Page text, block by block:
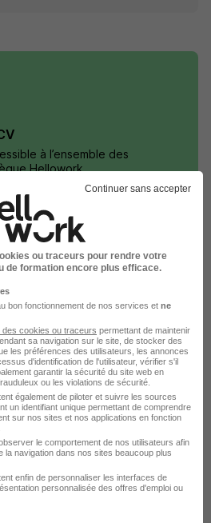
à l’ensemble des
Hellowork.
mon CV visible
par Métier
Circet
Circet
Circet
Continuer sans accepter
ou traceurs pour rendre votre
de formation encore plus efficace.
bon fonctionnement de nos services et ne
des cookies ou traceurs permettant de maintenir
sa navigation sur le site, de stocker des
les préférences des utilisateurs, les annonces
d'identification de l'utilisateur, vérifier s'il
garantir la sécurité du site web en
ou les violations de sécurité.
également de piloter et suivre les sources
un identifiant unique permettant de comprendre
sur nos sites et nos applications en fonction
le comportement de nos utilisateurs afin
la navigation dans nos sites beaucoup plus
enfin de personnaliser les interfaces de
personnalisée des offres d'emploi ou